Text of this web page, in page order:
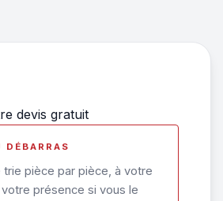
devis gratuit
DÉBARRAS
trie pièce par pièce, à votre
présence si vous le